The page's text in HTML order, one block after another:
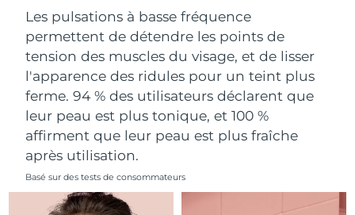
Les pulsations à basse fréquence
permettent de détendre les points de
tension des muscles du visage, et de lisser
l'apparence des ridules pour un teint plus
ferme. 94 % des utilisateurs déclarent que
leur peau est plus tonique, et 100 %
affirment que leur peau est plus fraîche
après utilisation.
Basé sur des tests de consommateurs
Portugal Livraison estimée
Porto Rico Livraison estimée14/8/26
Qatar Livraison estimée
La Réunion
Roumanie Livraison estimée12/8/26